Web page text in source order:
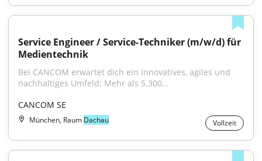
Service Engineer / Service-Techniker (m/w/d) für
Medientechnik
Bei CANCOM erwartet dich ein innovatives, agiles und
nachhaltiges Umfeld: Mehr als 5.300...
CANCOM SE
München, Raum Dachau Vollzeit